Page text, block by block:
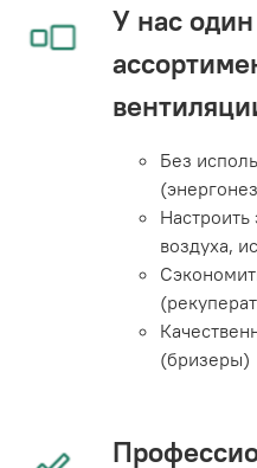
У нас
Без
воздуха,
(бризеры)